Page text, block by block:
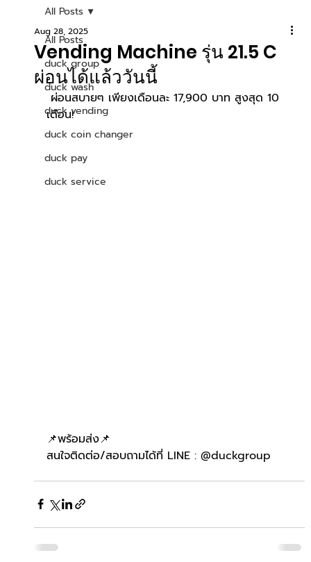
All Posts
duck group
duck wash
duck vending
duck coin changer
duck pay
duck service
All Posts
Vending Machine รุ่น 21.5 C
ผ่อนได้แล้ววันนี้
Aug 28, 2025
เดือน!
📌พร้อมส่ง📌
สนใจติดต่อ/สอบถามได้ที่ LINE : @duckgroup